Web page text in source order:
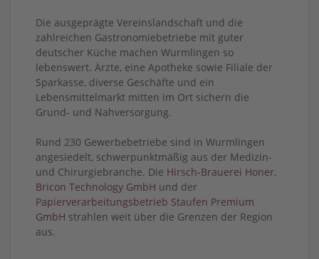
Die ausgeprägte Vereinslandschaft und die
zahlreichen Gastronomiebetriebe mit guter
deutscher Küche machen Wurmlingen so
lebenswert. Ärzte, eine Apotheke sowie Filiale der
Sparkasse, diverse Geschäfte und ein
Lebensmittelmarkt mitten im Ort sichern die
Grund- und Nahversorgung.
Rund 230 Gewerbebetriebe sind in Wurmlingen
angesiedelt, schwerpunktmäßig aus der Medizin-
und Chirurgiebranche. Die Hirsch-Brauerei Honer,
Bricon Technology GmbH und der
Papierverarbeitungsbetrieb Staufen Premium
GmbH strahlen weit über die Grenzen der Region
aus.